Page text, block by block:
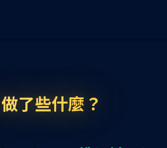
錢包服務 合規進階版
Web3 商城
伴 使用條款（企業）
了些什麼？